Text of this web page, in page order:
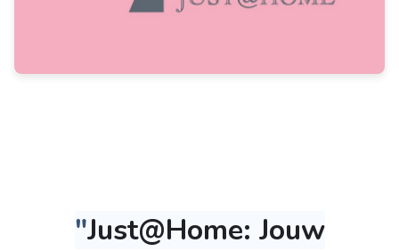
"Just@Home: Jouw